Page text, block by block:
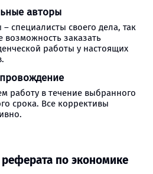
авторы
специалисты своего дела, так
возможность заказать
работы у настоящих
работу в течение выбранного
срока. Все коррективы
реферата по экономике